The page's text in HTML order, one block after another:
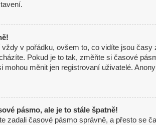
v pořádku, ovšem to, co vidíte jsou
Pokud je to tak, změňte si časové
mohou měnit jen registrovaní uživatelé.
pásmo, ale je to stále špatně!
zadali časové pásmo správně, a přesto se